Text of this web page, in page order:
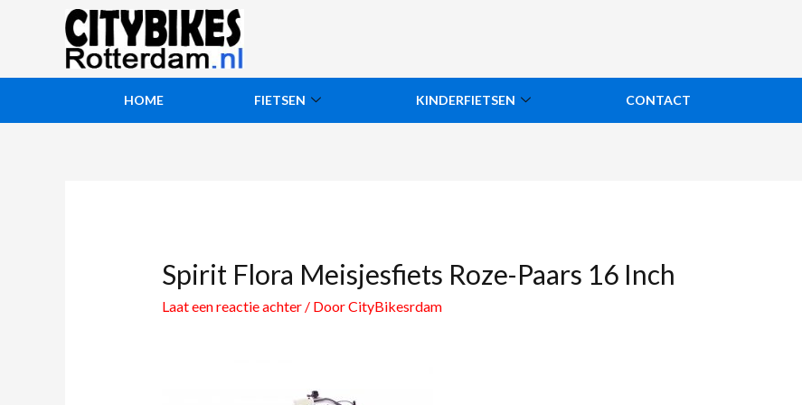
HOME FIETSEN KINDERFIETSEN CONTACT
Spirit Flora Meisjesfiets Roze-Paars 16 Inch
Laat een reactie achter / DoorCityBikesrdam